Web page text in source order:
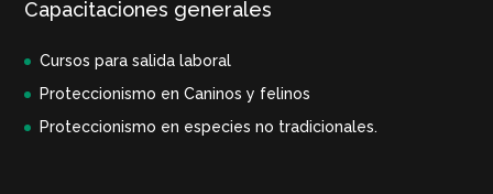
Capacitaciones generales
Cursos para salida laboral
Proteccionismo en Caninos y felinos
Proteccionismo en especies no tradicionales.